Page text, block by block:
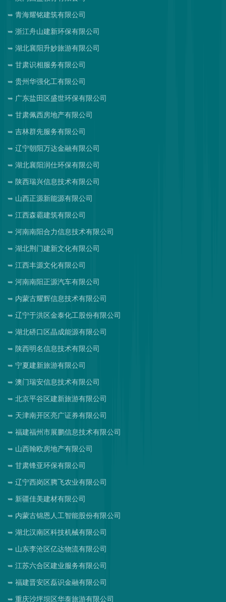
青海耀铭建筑有限公司
浙江舟山建新环保有限公司
湖北襄阳升妙旅游有限公司
甘肃识相服务有限公司
贵州华强化工有限公司
广东盐田区盛世环保有限公司
甘肃佩西房地产有限公司
吉林群先服务有限公司
辽宁朝阳万达金融有限公司
湖北襄阳润仕环保有限公司
陕西瑞兴信息技术有限公司
山西正源新能源有限公司
江西森霸建筑有限公司
河南南阳合力信息技术有限公司
湖北荆门建新文化有限公司
江西丰源文化有限公司
河南南阳正源汽车有限公司
内蒙古耀辉信息技术有限公司
辽宁于洪区金泰化工股份有限公司
湖北硚口区晶成能源有限公司
陕西明名信息技术有限公司
宁夏建新旅游有限公司
澳门瑞安信息技术有限公司
北京平谷区建新旅游有限公司
天津南开区亮广证券有限公司
福建福州市展鹏信息技术有限公司
山西翰欧房地产有限公司
甘肃锋亚环保有限公司
辽宁西岗区腾飞农业有限公司
新疆佳美建材有限公司
内蒙古锦恩人工智能股份有限公司
湖北汉南区科技机械有限公司
山东李沧区亿达物流有限公司
江苏六合区建业服务有限公司
福建晋安区磊识金融有限公司
重庆沙坪坝区华泰旅游有限公司